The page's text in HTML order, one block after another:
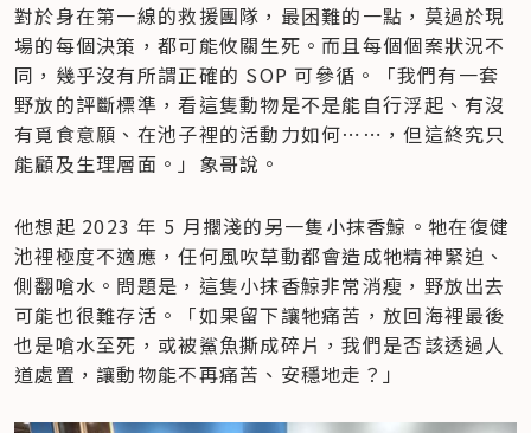
對於身在第一線的救援團隊，最困難的一點，莫過於現
場的每個決策，都可能攸關生死。而且每個個案狀況不
同，幾乎沒有所謂正確的 SOP 可參循。「我們有一套
野放的評斷標準，看這隻動物是不是能自行浮起、有沒
有覓食意願、在池子裡的活動力如何⋯⋯，但這終究只
能顧及生理層面。」象哥說。
他想起 2023 年 5 月擱淺的另一隻小抹香鯨。牠在復健
池裡極度不適應，任何風吹草動都會造成牠精神緊迫、
側翻嗆水。問題是，這隻小抹香鯨非常消瘦，野放出去
可能也很難存活。「如果留下讓牠痛苦，放回海裡最後
也是嗆水至死，或被鯊魚撕成碎片，我們是否該透過人
道處置，讓動物能不再痛苦、安穩地走？」